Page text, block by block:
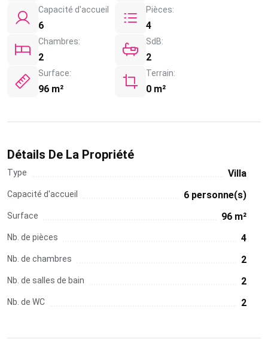
Capacité d'accueil
6
Pièces:
4
Chambres:
2
SdB:
2
Surface:
96 m²
Terrain:
0 m²
Détails De La Propriété
Type Villa
Capacité d'accueil 6 personne(s)
Surface 96 m²
Nb. de pièces 4
Nb. de chambres 2
Nb. de salles de bain 2
Nb. de WC 2